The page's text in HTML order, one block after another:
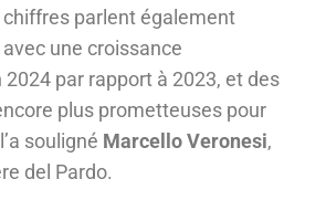
parlent également
avec une croissance
par rapport à 2023, et des
plus prometteuses pour
souligné Marcello Veronesi,
del Pardo.